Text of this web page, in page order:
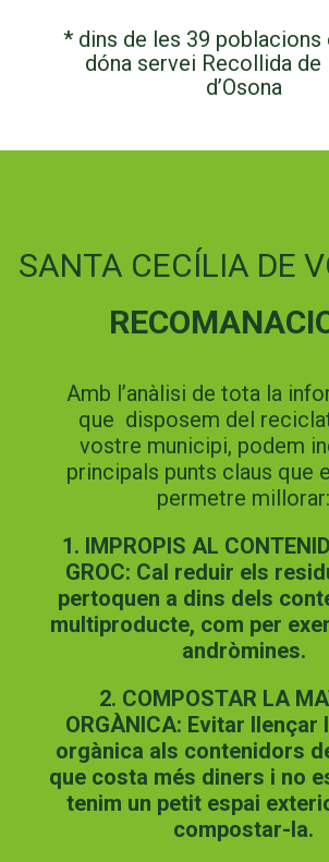
* dins de les 39 poblacions
dóna servei Recollida de
d’Osona
SANTA CECÍLIA DE
Amb l’anàlisi de tota la
que disposem del
vostre municipi, podem
principals punts claus que
permetre millorar:
1. IMPROPIS AL
GROC: Cal reduir els
pertoquen a dins dels
multiproducte, com per
andròmines.
2. COMPOSTAR LA
ORGÀNICA: Evitar llençar
orgànica als contenidors
que costa més diners i no
tenim un petit espai
compostar-la.